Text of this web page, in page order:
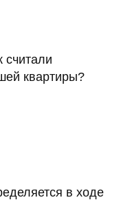
считали
квартиры?
в ходе